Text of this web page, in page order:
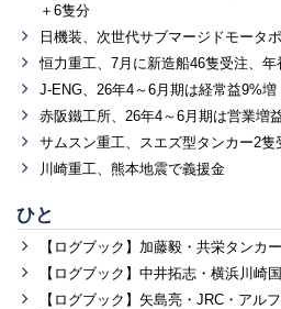
＋6隻分
日機装、次世代サブマージドモータ
恒力重工、7月に新造船46隻受注、
J-ENG、26年4～6月期は経常益9%増
赤阪鐵工所、26年4～6月期は営業増
サムスン重工、スエズ型タンカー2隻
川崎重工、熊本地震で義援金
ひと
【ログブック】加藤毅・共栄タンカ
【ログブック】中井拓志・横浜川崎
【ログブック】矢島亮・JRC・アル